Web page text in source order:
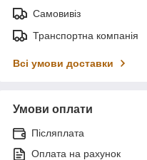
Самовивіз
Транспортна компанія
Всі умови доставки
Умови оплати
Післяплата
Оплата на рахунок